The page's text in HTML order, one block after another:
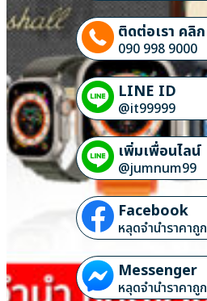
ติดต่อเรา คลิก
090 998 9000
LINE ID
@it99999
เพิ่มเพื่อนไลน์
@jumnum99
Facebook
หลุดจำนำราคาถูก
Messenger
หลุดจำนำราคาถูก